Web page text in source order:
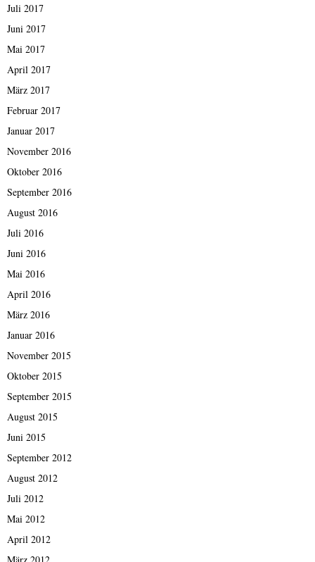
Juli 2017
Juni 2017
Mai 2017
April 2017
März 2017
Februar 2017
Januar 2017
November 2016
Oktober 2016
September 2016
August 2016
Juli 2016
Juni 2016
Mai 2016
April 2016
März 2016
Januar 2016
November 2015
Oktober 2015
September 2015
August 2015
Juni 2015
September 2012
August 2012
Juli 2012
Mai 2012
April 2012
März 2012